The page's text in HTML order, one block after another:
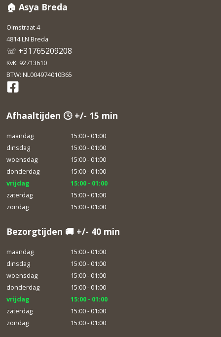
🏠 Asya Breda
Olmstraat 4
4814 LN Breda
☏ +31765209208
KvK: 92713610
BTW: NL004974010B65
Afhaaltijden 🕓 +/- 15 min
maandag
15:00 - 01:00
dinsdag
15:00 - 01:00
woensdag
15:00 - 01:00
donderdag
15:00 - 01:00
vrijdag
15:00 - 01:00
zaterdag
15:00 - 01:00
zondag
15:00 - 01:00
Bezorgtijden 🚚 +/- 40 min
maandag
15:00 - 01:00
dinsdag
15:00 - 01:00
woensdag
15:00 - 01:00
donderdag
15:00 - 01:00
vrijdag
15:00 - 01:00
zaterdag
15:00 - 01:00
zondag
15:00 - 01:00